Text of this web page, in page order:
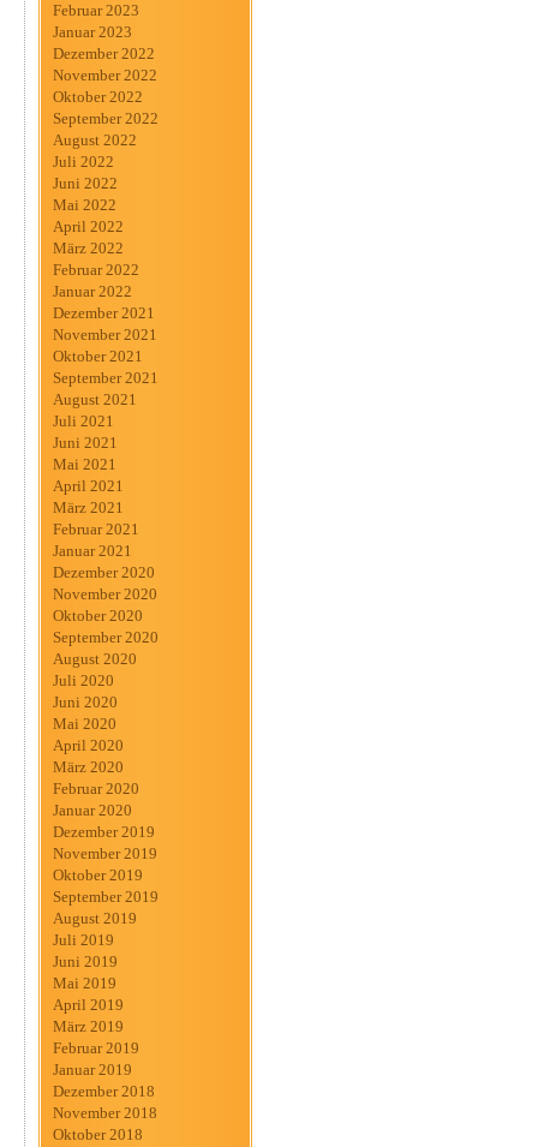
Februar 2023
Januar 2023
Dezember 2022
November 2022
Oktober 2022
September 2022
August 2022
Juli 2022
Juni 2022
Mai 2022
April 2022
März 2022
Februar 2022
Januar 2022
Dezember 2021
November 2021
Oktober 2021
September 2021
August 2021
Juli 2021
Juni 2021
Mai 2021
April 2021
März 2021
Februar 2021
Januar 2021
Dezember 2020
November 2020
Oktober 2020
September 2020
August 2020
Juli 2020
Juni 2020
Mai 2020
April 2020
März 2020
Februar 2020
Januar 2020
Dezember 2019
November 2019
Oktober 2019
September 2019
August 2019
Juli 2019
Juni 2019
Mai 2019
April 2019
März 2019
Februar 2019
Januar 2019
Dezember 2018
November 2018
Oktober 2018